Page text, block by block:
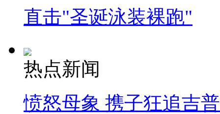
直击"圣诞泳装裸跑"
热点新闻
愤怒母象 携子狂追吉